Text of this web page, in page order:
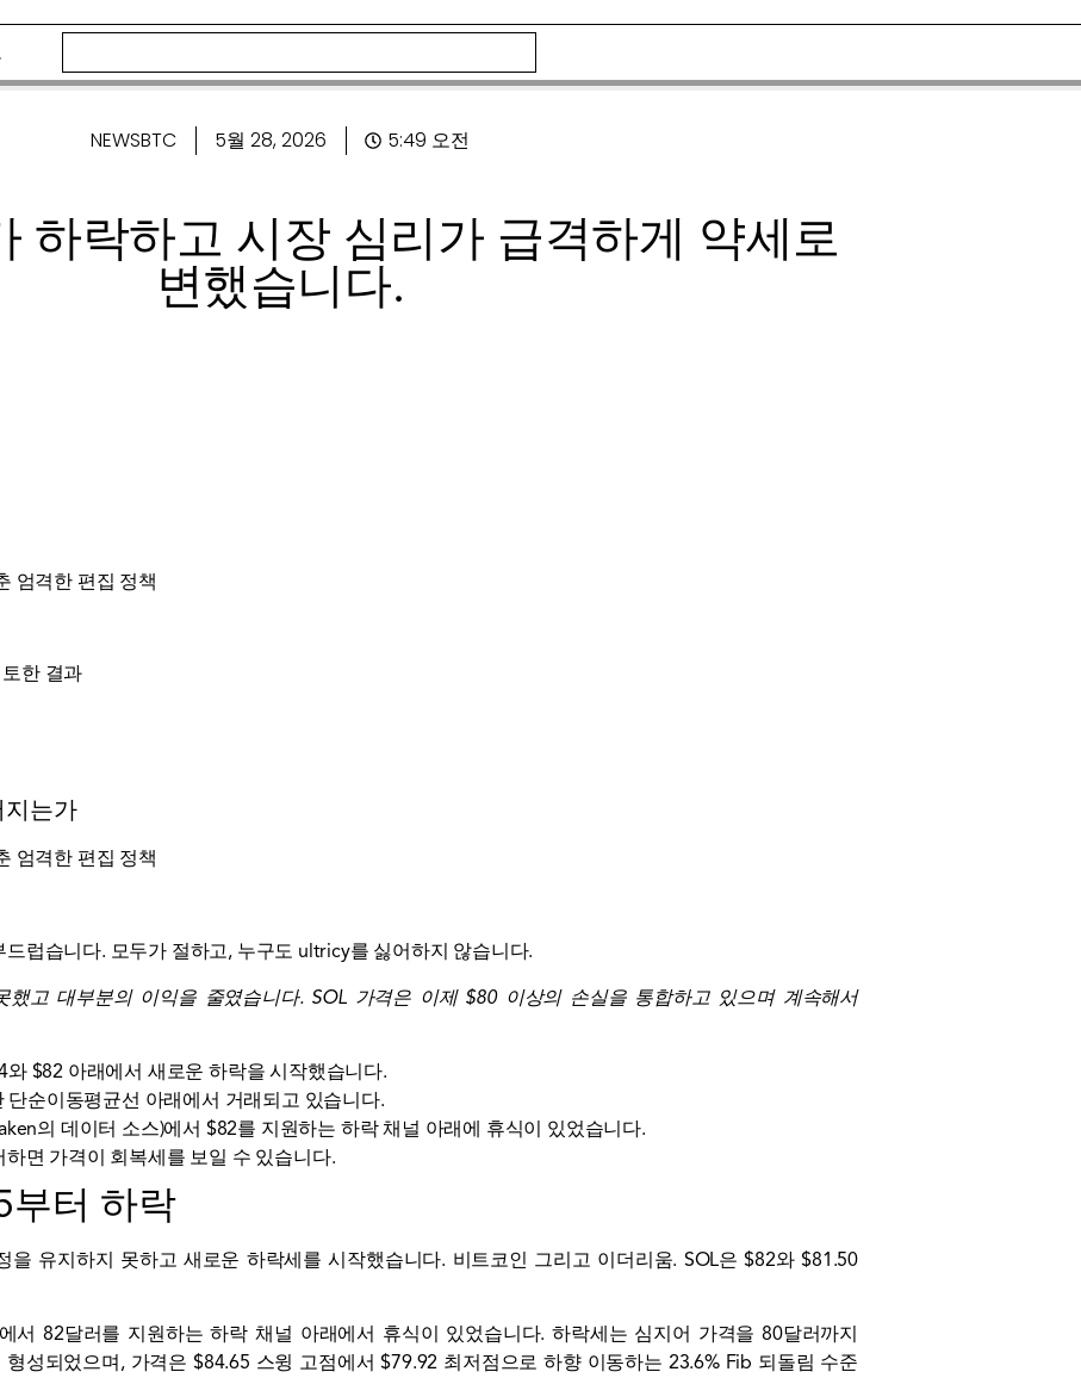
NEWSBTC 5월 28, 2026 5:49 오전
하락하고 시장 심리가 급격하게 약세로
변했습니다.
엄격한 편집 정책
한 결과
는가
엄격한 편집 정책
럽습니다. 모두가 절하고, 누구도 ultricy를 싫어하지 않습니다.
했고 대부분의 이익을 줄였습니다. SOL 가격은 이제 $80 이상의 손실을 통합하고 있으며 계속해서
$82 아래에서 새로운 하락을 시작했습니다.
순이동평균선 아래에서 거래되고 있습니다.
의 데이터 소스)에서 $82를 지원하는 하락 채널 아래에 휴식이 있었습니다.
면 가격이 회복세를 보일 수 있습니다.
부터 하락
을 유지하지 못하고 새로운 하락세를 시작했습니다. 비트코인 그리고 이더리움. SOL은 $82와 $81.50
서 82달러를 지원하는 하락 채널 아래에서 휴식이 있었습니다. 하락세는 심지어 가격을 80달러까지
성되었으며, 가격은 $84.65 스윙 고점에서 $79.92 최저점으로 하향 이동하는 23.6% Fib 되돌림 수준